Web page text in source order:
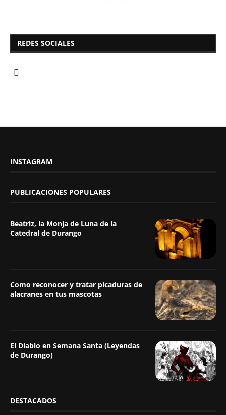
REDES SOCIALES
INSTAGRAM
PUBLICACIONES POPULARES
Beatriz, la Monja de Luna de la
Catedral de Durango
Como reconocer y tratar picaduras de
alacranes en tus mascotas
El Diablo en Semana Santa (Leyendas
de Durango)
DESTACADOS